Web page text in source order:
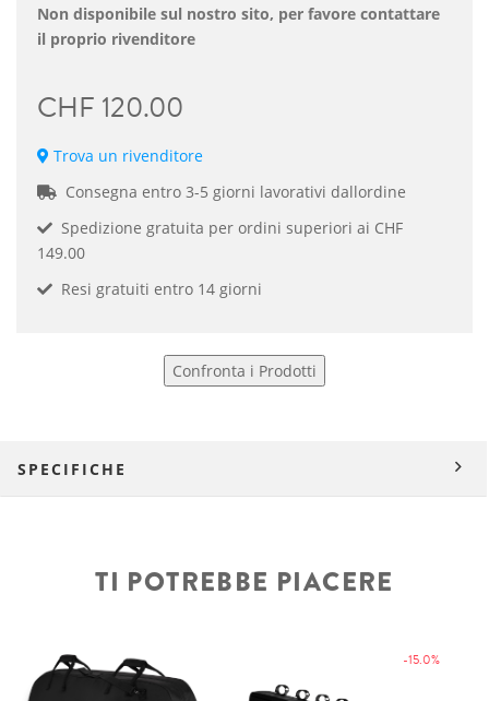
Non disponibile sul nostro sito, per favore contattare
il proprio rivenditore
CHF 120.00
Trova un rivenditore
Consegna entro 3-5 giorni lavorativi dallordine
Spedizione gratuita per ordini superiori ai CHF
149.00
Resi gratuiti entro 14 giorni
Confronta i Prodotti
SPECIFICHE
TI POTREBBE PIACERE
-15.0%